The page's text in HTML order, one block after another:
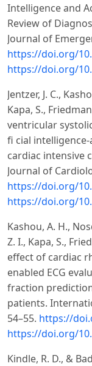
Intelligence and
Review of
Journal of
https://doi.org/
https://doi.org/
Jentzer, J. C.,
Kapa, S.,
ventricular
fi cial
cardiac intensive
Journal of
https://doi.org/
https://doi.org/
Kashou, A. H.,
Z. I., Kapa, S.,
effect of cardiac
enabled ECG
fraction
patients.
54–55. https://
https://doi.org/
Kindle, R. D., &